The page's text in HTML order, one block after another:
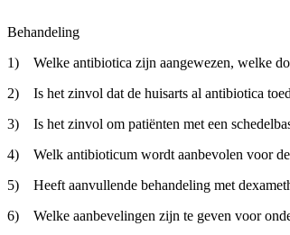
Behandeling
1) Welke antibiotica zijn aangewezen, welke
2) Is het zinvol dat de huisarts al antibiotica
3) Is het zinvol om patiënten met een
4) Welk antibioticum wordt aanbevolen voor de
5) Heeft aanvullende behandeling met
6) Welke aanbevelingen zijn te geven voor